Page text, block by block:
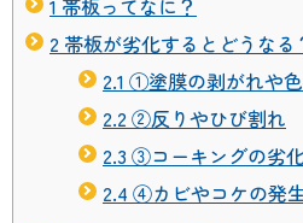
1 帯板ってなに？
2 帯板が劣化するとどうなる
2.1 ①塗膜の剥がれや
2.2 ②反りやひび割れ
2.3 ③コーキングの劣
2.4 ④カビやコケの発